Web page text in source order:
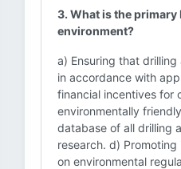
3. What is the primary
environment?
a) Ensuring that
in accordance with
financial incentives for
environmentally
database of all drilling
research. d)
on environmental